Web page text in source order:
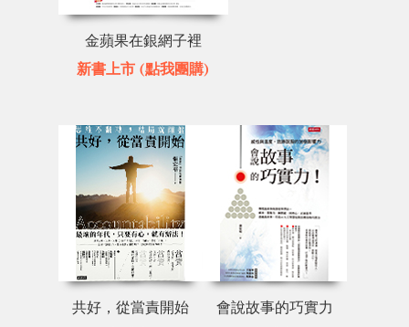
金蘋果在銀網子裡
新書上市 (點我團購)
共好，從當責開始 會說故事的巧實力